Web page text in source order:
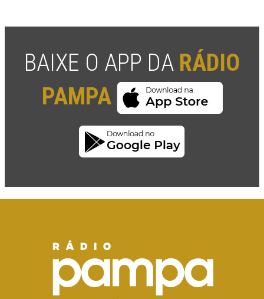
BAIXE O APP DA RÁDIO
PAMPA